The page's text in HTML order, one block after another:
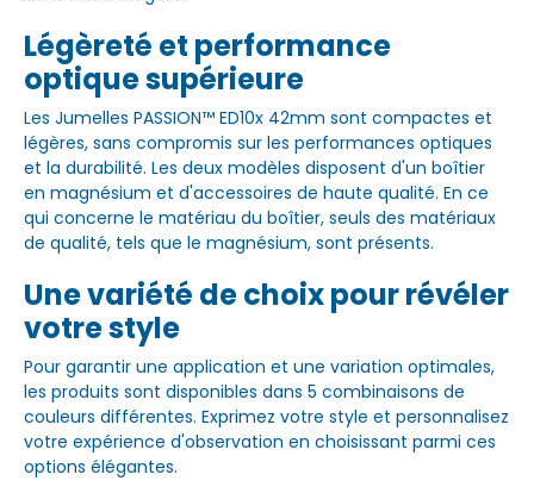
Légèreté et performance
optique supérieure
Les Jumelles PASSION™ ED10x 42mm sont compactes et
légères, sans compromis sur les performances optiques
et la durabilité. Les deux modèles disposent d'un boîtier
en magnésium et d'accessoires de haute qualité. En ce
qui concerne le matériau du boîtier, seuls des matériaux
de qualité, tels que le magnésium, sont présents.
Une variété de choix pour révéler
votre style
Pour garantir une application et une variation optimales,
les produits sont disponibles dans 5 combinaisons de
couleurs différentes. Exprimez votre style et personnalisez
votre expérience d'observation en choisissant parmi ces
options élégantes.